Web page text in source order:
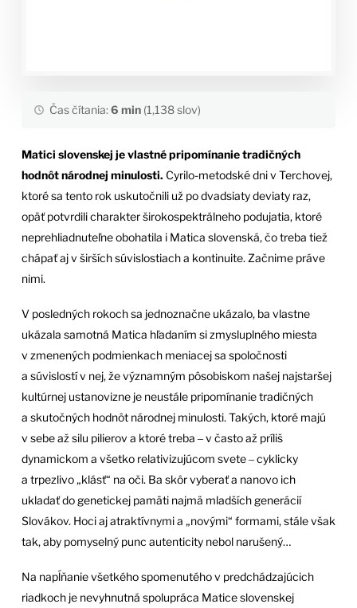
Čas čítania:6 min(1,138 slov)
Matici slovenskej je vlastné pripomínanie tradičných
hodnôt národnej minulosti. Cyrilo-metodské dni v Terchovej,
ktoré sa tento rok uskutočnili už po dvadsiaty deviaty raz,
opäť potvrdili charakter širokospektrálneho podujatia, ktoré
neprehliadnuteľne obohatila i Matica slovenská, čo treba tiež
chápať aj v širších súvislostiach a kontinuite. Začnime práve
nimi.
V posledných rokoch sa jednoznačne ukázalo, ba vlastne
ukázala samotná Matica hľadaním si zmysluplného miesta
v zmenených podmienkach meniacej sa spoločnosti
a súvislostí v nej, že významným pôsobiskom našej najstaršej
kultúrnej ustanovizne je neustále pripomínanie tradičných
a skutočných hodnôt národnej minulosti. Takých, ktoré majú
v sebe až silu pilierov a ktoré treba ‒ v často až príliš
dynamickom a všetko relativizujúcom svete ‒ cyklicky
a trpezlivo „klásť“ na oči. Ba skôr vyberať a nanovo ich
ukladať do genetickej pamäti najmä mladších generácií
Slovákov. Hoci aj atraktívnymi a „novými“ formami, stále však
tak, aby pomyselný punc autenticity nebol narušený…
Na napĺňanie všetkého spomenutého v predchádzajúcich
riadkoch je nevyhnutná spolupráca Matice slovenskej